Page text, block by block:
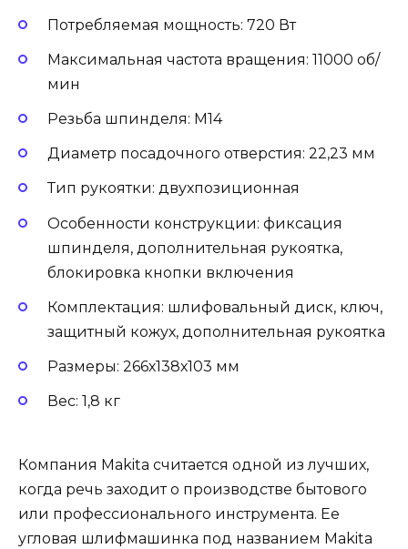
Потребляемая мощность: 720 Вт
Максимальная частота вращения: 11000 об/
мин
Резьба шпинделя: М14
Диаметр посадочного отверстия: 22,23 мм
Тип рукоятки: двухпозиционная
Особенности конструкции: фиксация
шпинделя, дополнительная рукоятка,
блокировка кнопки включения
Комплектация: шлифовальный диск, ключ,
защитный кожух, дополнительная рукоятка
Размеры: 266х138х103 мм
Вес: 1,8 кг
Компания Makita считается одной из лучших,
когда речь заходит о производстве бытового
или профессионального инструмента. Ее
угловая шлифмашинка под названием Makita